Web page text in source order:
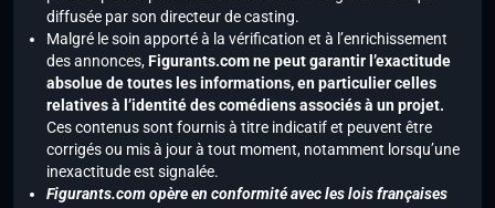
diffusée par son directeur de casting.
Malgré le soin apporté à la vérification et à l’enrichissement
des annonces,Figurants.com ne peut garantir l’exactitude
absolue de toutes les informations, en particulier celles
relatives à l’identité des comédiens associés à un projet.
Ces contenus sont fournis à titre indicatif et peuvent être
corrigés ou mis à jour à tout moment, notamment lorsqu’une
inexactitude est signalée.
Figurants.com opère en conformité avec les lois françaises